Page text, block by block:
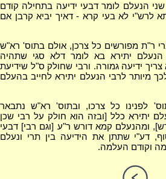
שני הנעלם לומר דבעי ידיעה בתחילה קודם
לרש"י לא בעי קרא - דאיך יביא קרבן אם
ר"ת מפורשים כל צרכן, אולם בתוס' רא"ש
הנעלם יתירא בא לומר דלא סגי שתהיה
ידיעה גמורה. ורבי שחולק ס"ל שידיעת
מיותר לרבי הנעלם יתירא לחייב בהעלם
לפנינו כל צרכו, ובתוס' רא"ש נתבאר
יתירא כלל [ובזה הוא חולק על רבי שכן
ומהנעלם קמא דורש ר"ע [וגם רבי] דבעי
דע"י שתתן את הידיעה בין תרי ונעלם
וקודם העלמה.